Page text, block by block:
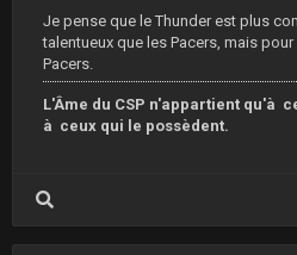
Je pense que le Thunder est plus
talentueux que les Pacers, mais
Pacers.
L'Âme du CSP n'appartient qu'à
à ceux qui le possèdent.